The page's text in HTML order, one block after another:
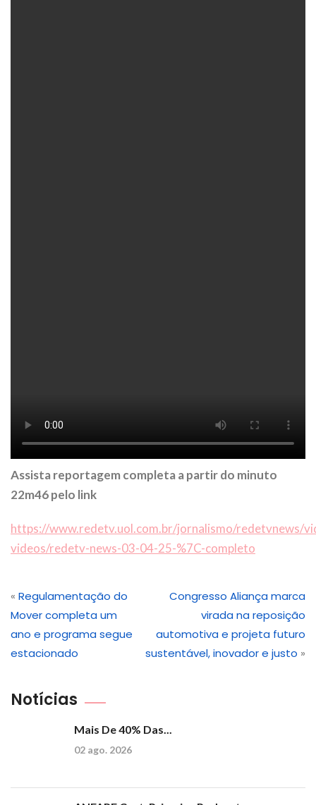
Assista reportagem completa a partir do minuto
22m46 pelo link
https://www.redetv.uol.com.br/jornalismo/redetvnews/
videos/redetv-news-03-04-25-%7C-completo
« Regulamentação do
Mover completa um
ano e programa segue
estacionado
Congresso Aliança marca
virada na reposição
automotiva e projeta futuro
sustentável, inovador e justo »
Notícias
Mais De 40% Das...
02 ago. 2026